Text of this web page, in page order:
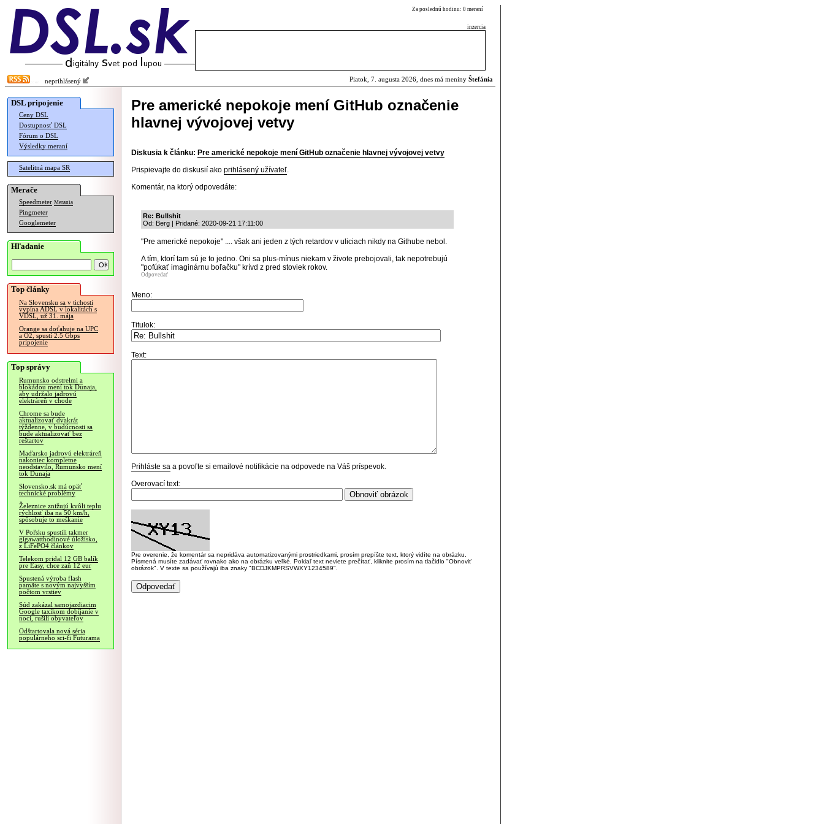
Za poslednú hodinu: 0 meraní
inzercia
neprihlásený Piatok, 7. augusta 2026, dnes má meniny Štefánia
DSL pripojenie
Ceny DSL
Dostupnosť DSL
Fórum o DSL
Výsledky meraní
Satelitná mapa SR
Merače
Speedmeter Merania
Pingmeter
Googlemeter
Hľadanie
Top články
Na Slovensku sa v tichosti
vypína ADSL v lokalitách s
VDSL, už 31. mája
Orange sa doťahuje na UPC
a O2, spustí 2.5 Gbps
pripojenie
Top správy
Rumunsko odstrelmi a
blokádou mení tok Dunaja,
aby udržalo jadrovú
elektráreň v chode
Chrome sa bude
aktualizovať dvakrát
týždenne, v budúcnosti sa
bude aktualizovať bez
reštartov
Maďarsko jadrovú elektráreň
nakoniec kompletne
neodstavilo, Rumunsko mení
tok Dunaja
Slovensko.sk má opäť
technické problémy
Železnice znižujú kvôli teplu
rýchlosť iba na 50 km/h,
spôsobuje to meškanie
V Poľsku spustili takmer
gigawatthodinové úložisko,
z LiFePO4 článkov
Telekom pridal 12 GB balík
pre Easy, chce zaň 12 eur
Spustená výroba flash
pamäte s novým najvyšším
počtom vrstiev
Súd zakázal samojazdiacim
Google taxíkom dobíjanie v
noci, rušili obyvateľov
Odštartovala nová séria
populárneho sci-fi Futurama
Pre americké nepokoje mení GitHub označenie
hlavnej vývojovej vetvy
Diskusia k článku: Pre americké nepokoje mení GitHub označenie hlavnej vývojovej vetvy
Prispievajte do diskusií ako prihlásený užívateľ.
Komentár, na ktorý odpovedáte:
Re: Bullshit
Od: Berg | Pridané: 2020-09-21 17:11:00
"Pre americké nepokoje" .... však ani jeden z tých retardov v uliciach nikdy na Githube nebol.
A tím, ktorí tam sú je to jedno. Oni sa plus-mínus niekam v živote prebojovali, tak nepotrebujú
"pofúkať imaginárnu boľačku" krívd z pred stoviek rokov.
Odpovedať
Meno:
Titulok:
Text:
Prihláste sa a povoľte si emailové notifikácie na odpovede na Váš príspevok.
Overovací text:
Pre overenie, že komentár sa nepridáva automatizovanými prostriedkami, prosím prepíšte text, ktorý vidíte na obrázku.
Písmená musíte zadávať rovnako ako na obrázku veľké. Pokiaľ text neviete prečítať, kliknite prosím na tlačidlo "Obnoviť
obrázok". V texte sa používajú iba znaky "BCDJKMPRSVWXY1234589".